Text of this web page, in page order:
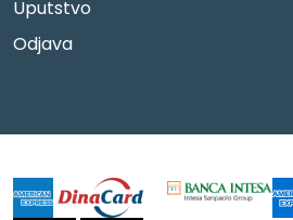
Uputstvo
Odjava